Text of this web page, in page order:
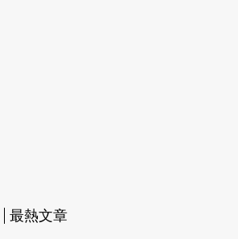
最熱文章